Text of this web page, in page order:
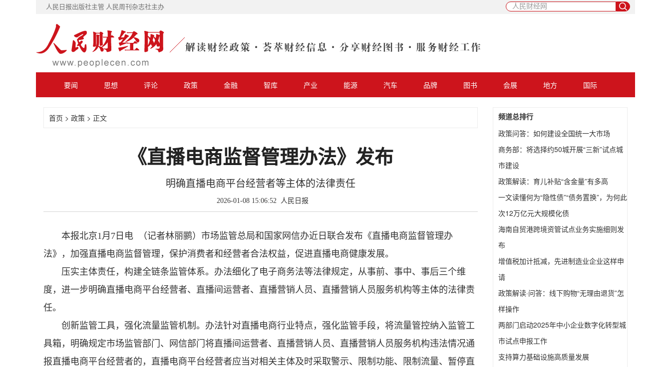
人民日报出版社主管 人民周刊杂志社主办
要闻 思想 评论 政策 金融 智库 产业 能源 汽车 品牌 图书 会展 地方 国际
首页 > 政策 > 正文
《直播电商监督管理办法》发布
明确直播电商平台经营者等主体的法律责任
2026-01-08 15:06:52 人民日报
本报北京1月7日电 （记者林丽鹂）市场监管总局和国家网信办近日联合发布《直播电商监督管理办
法》，加强直播电商监督管理，保护消费者和经营者合法权益，促进直播电商健康发展。
压实主体责任，构建全链条监管体系。办法细化了电子商务法等法律规定，从事前、事中、事后三个维
度，进一步明确直播电商平台经营者、直播间运营者、直播营销人员、直播营销人员服务机构等主体的法律责
任。
创新监管工具，强化流量监管机制。办法针对直播电商行业特点，强化监管手段，将流量管控纳入监管工
具箱，明确规定市场监管部门、网信部门将直播间运营者、直播营销人员、直播营销人员服务机构违法情况通
报直播电商平台经营者的，直播电商平台经营者应当对相关主体及时采取警示、限制功能、限制流量、暂停直
频道总排行
政策问答：如何建设全国统一大市场
商务部：将选择约50城开展“三新”试点城
市建设
政策解读：育儿补贴“含金量”有多高
一文读懂何为“隐性债”“债务置换”，为何此
次12万亿元大规模化债
海南自贸港跨境资管试点业务实施细则发
布
增值税加计抵减，先进制造业企业这样申
请
政策解读·问答：线下购物“无理由退货”怎
样操作
两部门启动2025年中小企业数字化转型城
市试点申报工作
支持算力基础设施高质量发展